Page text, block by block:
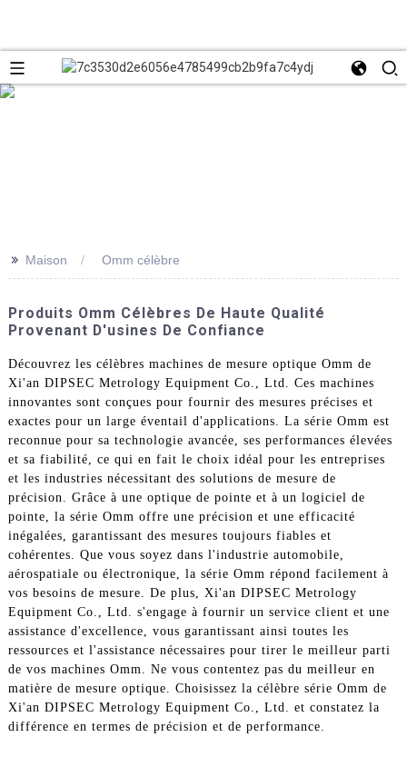
>> Maison Omm célèbre
Produits Omm Célèbres De Haute Qualité
Provenant D'usines De Confiance
Découvrez les célèbres machines de mesure optique Omm de
Xi'an DIPSEC Metrology Equipment Co., Ltd. Ces machines
innovantes sont conçues pour fournir des mesures précises et
exactes pour un large éventail d'applications. La série Omm est
reconnue pour sa technologie avancée, ses performances élevées
et sa fiabilité, ce qui en fait le choix idéal pour les entreprises
et les industries nécessitant des solutions de mesure de
précision. Grâce à une optique de pointe et à un logiciel de
pointe, la série Omm offre une précision et une efficacité
inégalées, garantissant des mesures toujours fiables et
cohérentes. Que vous soyez dans l'industrie automobile,
aérospatiale ou électronique, la série Omm répond facilement à
vos besoins de mesure. De plus, Xi'an DIPSEC Metrology
Equipment Co., Ltd. s'engage à fournir un service client et une
assistance d'excellence, vous garantissant ainsi toutes les
ressources et l'assistance nécessaires pour tirer le meilleur parti
de vos machines Omm. Ne vous contentez pas du meilleur en
matière de mesure optique. Choisissez la célèbre série Omm de
Xi'an DIPSEC Metrology Equipment Co., Ltd. et constatez la
différence en termes de précision et de performance.